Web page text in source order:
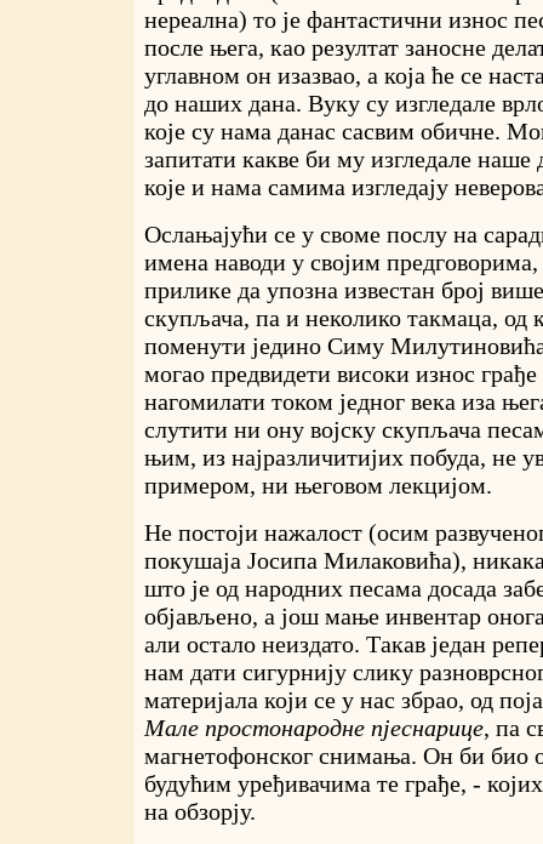
нереална) то је фантастични износ
после њега, као резултат заносне
углавном он изазвао, а која ће се
до наших дана. Вуку су изгледале
које су нама данас сасвим обичне.
запитати какве би му изгледале
које и нама самима изгледају
Ослањајући се у своме послу на
имена наводи у својим
прилике да упозна известан број
скупљача, па и неколико такмаца, од
поменути једино Симу
могао предвидети високи износ грађе
нагомилати током једног века иза
слутити ни ону војску скупљача
њим, из најразличитијих побуда, не
примером, ни његовом лекцијом.
Не постоји нажалост (осим
покушаја Јосипа Милаковића),
што је од народних песама досада
објављено, а још мање инвентар
али остало неиздато. Такав један
нам дати сигурнију слику
материјала који се у нас збрао, од
Мале простонародне пјеснарице, па
магнетофонског снимања. Он би био
будућим уређивачима те грађе, -
на обзорју.